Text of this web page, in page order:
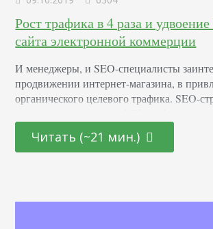
Рост трафика в 4 раза и
сайта электронной коммерции
И менеджеры, и SEO-специалисты
продвижении интернет-магазина, в
органического целевого трафика. SEO-
покажу, как нам удалось удвоить доход
клиентов. Мы разработали
помогут расширить…
Читать (~21 мин.)